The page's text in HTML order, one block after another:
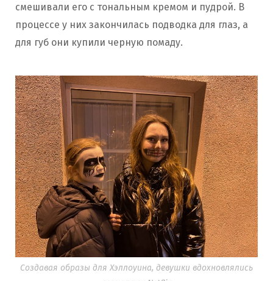
смешивали его с тональным кремом и пудрой. В
процессе у них закончилась подводка для глаз, а
для губ они купили черную помаду.
Создавая образы для Хэллоуина, девушки вдохновлялись